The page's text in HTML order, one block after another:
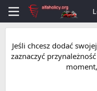
Jeśli chcesz dodać
zaznaczyć